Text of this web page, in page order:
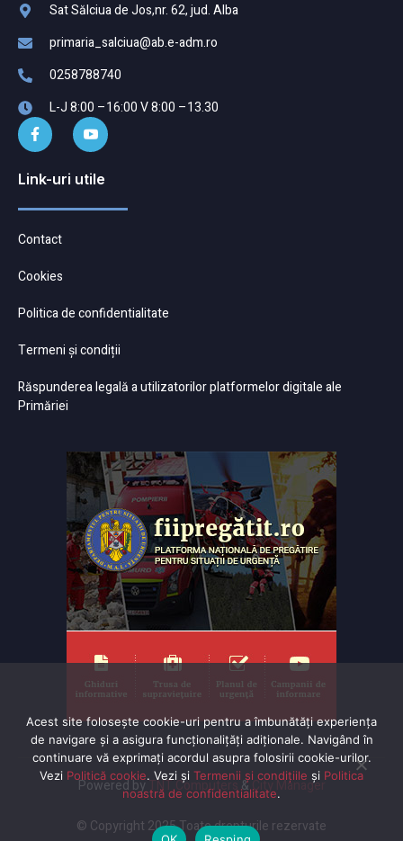
Sat Sălciua de Jos,nr. 62, jud. Alba
primaria_salciua@ab.e-adm.ro
0258788740
L-J 8:00 –16:00 V 8:00 –13.30
Link-uri utile
Contact
Cookies
Politica de confidentialitate
Termeni și condiții
Răspunderea legală a utilizatorilor platformelor digitale ale
Primăriei
Powered byTNT Computers&City Manager
© Copyright 2025 Toate drepturile rezervate
Acest site folosește cookie-uri pentru a îmbunătăți experiența
de navigare și a asigura funcționalițăți adiționale. Navigând în
continuare vă exprimaţi acordul asupra folosirii cookie-urilor.
Vezi Politică cookie. Vezi și Termenii și condițiile și Politica
noastră de confidentialitate.